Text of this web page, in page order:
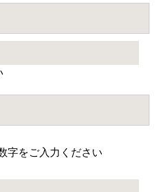
字をご入力ください